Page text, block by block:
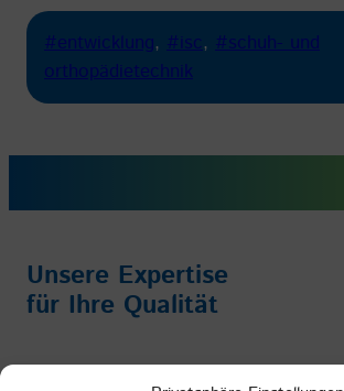
#entwicklung, #isc, #schuh- und
orthopädietechnik
Unsere Expertise
für Ihre Qualität